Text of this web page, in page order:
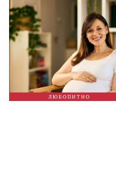
ЛЮБОПИТНО